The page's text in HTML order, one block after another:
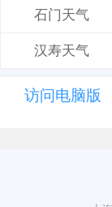
石门天气
汉寿天气
访问电脑版